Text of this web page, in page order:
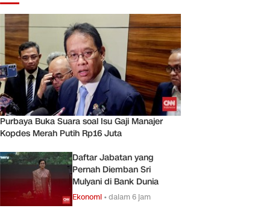
Purbaya Buka Suara soal Isu Gaji Manajer
Kopdes Merah Putih Rp16 Juta
Daftar Jabatan yang
Pernah Diemban Sri
Mulyani di Bank Dunia
Ekonomi •dalam 6 jam